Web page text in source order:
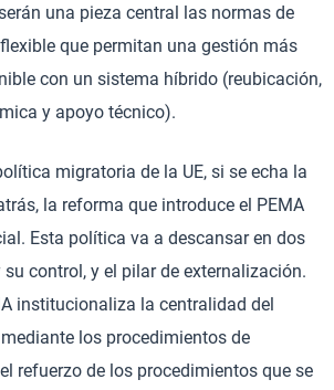
una pieza central las normas de
que permitan una gestión más
con un sistema híbrido (reubicación,
y apoyo técnico).
migratoria de la UE, si se echa la
la reforma que introduce el PEMA
Esta política va a descansar en dos
control, y el pilar de externalización.
institucionaliza la centralidad del
los procedimientos de
refuerzo de los procedimientos que se